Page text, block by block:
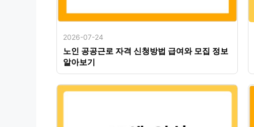
2026-07-24
노인 공공근로 자격 신청방법 급여와 모집 정보
알아보기